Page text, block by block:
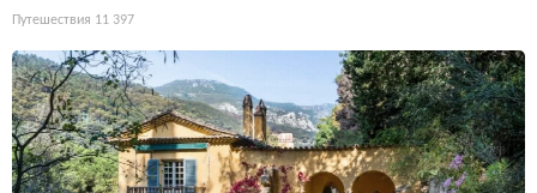
Путешествия 11 397